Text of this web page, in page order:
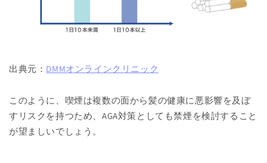
出典元： DMMオンラインクリニック
このように、喫煙は複数の面から髪の健康に悪影響を及ぼ
すリスクを持つため、AGA対策としても禁煙を検討すること
が望ましいでしょう。